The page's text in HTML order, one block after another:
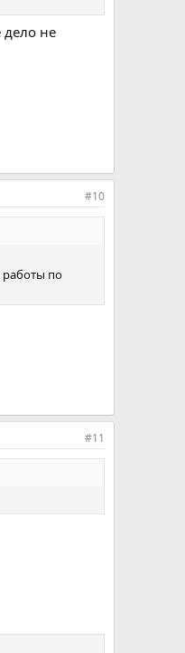
дело не
#10
работы по
#11